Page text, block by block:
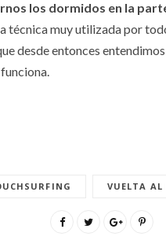
los dormidos en la
técnica muy utilizada por
desde entonces
VUELTA AL